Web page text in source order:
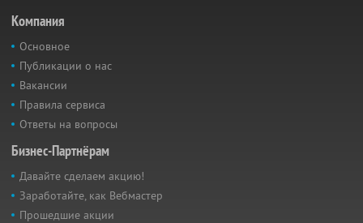
Компания
Основное
Публикации о нас
Вакансии
Правила сервиса
Ответы на вопросы
Бизнес-Партнёрам
Давайте сделаем акцию!
Заработайте, как Вебмастер
Прошедшие акции